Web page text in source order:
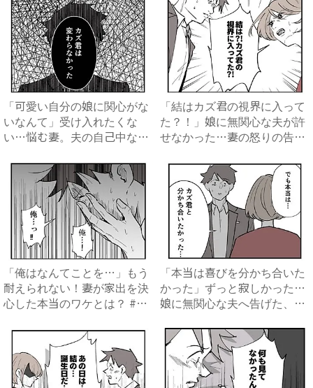
「可愛い自分の娘に関心がな
いなんて」受け入れたくな
い…悩む妻。夫の自己中な言
「結はカズ君の視界に入って
た？！」娘に無関心な夫が許
せなかった…妻の怒りの告白
「俺はなんてことを…」もう
耐えられない！妻が家出を決
心した本当のワケとは？ #
「本当は喜びを分かち合いた
かった」ずっと寂しかった…
娘に無関心な夫へ告げた、妻